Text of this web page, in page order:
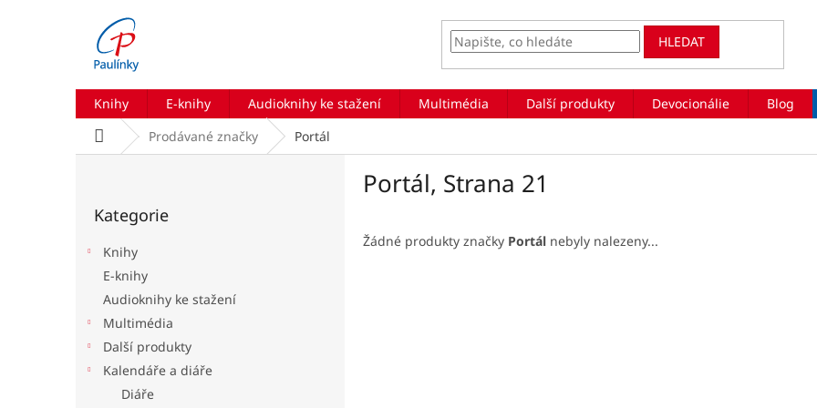
HLEDAT
Knihy E-knihy Audioknihy ke stažení Multimédia Další produkty Devocionálie Blog
Domů Prodávané značky Portál
kategorie
Kategorie
Knihy
E-knihy
Audioknihy ke stažení
Multimédia
Další produkty
Kalendáře a diáře
Diáře
Portál, Strana 21
Žádné produkty značky Portál nebyly nalezeny...